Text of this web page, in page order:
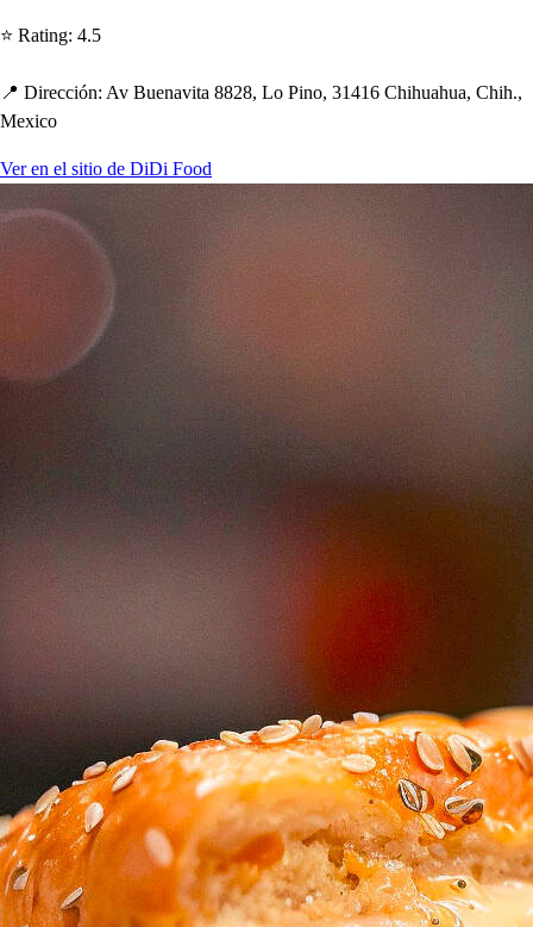
⭐ Rating: 4.5
📍 Dirección: Av Buenavita 8828, Lo Pino, 31416 Chihuahua, Chih.,
Mexico
Ver en el sitio de DiDi Food